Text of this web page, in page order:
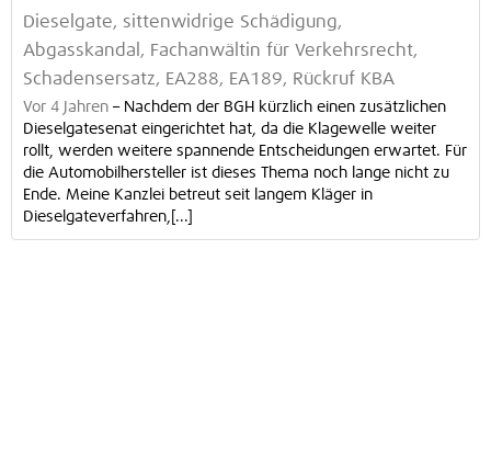
Dieselgate, sittenwidrige Schädigung,
Abgasskandal, Fachanwältin für Verkehrsrecht,
Schadensersatz, EA288, EA189, Rückruf KBA
Vor 4 Jahren – Nachdem der BGH kürzlich einen zusätzlichen
Dieselgatesenat eingerichtet hat, da die Klagewelle weiter
rollt, werden weitere spannende Entscheidungen erwartet. Für
die Automobilhersteller ist dieses Thema noch lange nicht zu
Ende. Meine Kanzlei betreut seit langem Kläger in
Dieselgateverfahren,[...]